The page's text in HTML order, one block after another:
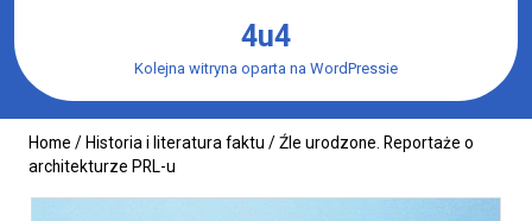
content
4u4
Kolejna witryna oparta na WordPressie
Home / Historia i literatura faktu / Źle urodzone. Reportaże o
architekturze PRL-u